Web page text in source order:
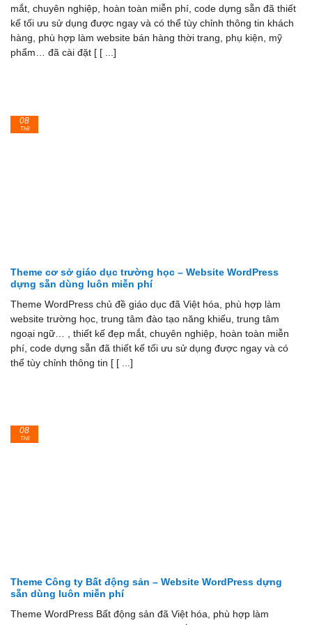
mắt, chuyên nghiệp, hoàn toàn miễn phí, code dựng sẵn đã thiết
kế tối ưu sử dụng được ngay và có thể tùy chỉnh thông tin khách
hàng, phù hợp làm website bán hàng thời trang, phụ kiện, mỹ
phẩm… đã cài đặt [ [ ...]
Theme cơ sở giáo dục trường học – Website WordPress
dựng sẵn dùng luôn miễn phí
Theme WordPress chủ đề giáo dục đã Việt hóa, phù hợp làm
website trường học, trung tâm đào tạo năng khiếu, trung tâm
ngoại ngữ… , thiết kế đẹp mắt, chuyên nghiệp, hoàn toàn miễn
phí, code dựng sẵn đã thiết kế tối ưu sử dụng được ngay và có
thể tùy chỉnh thông tin [ [ ...]
08
Th8
Theme Công ty Bất động sản – Website WordPress dựng
sẵn dùng luôn miễn phí
Theme WordPress Bất động sản đã Việt hóa, phù hợp làm
08
Th8